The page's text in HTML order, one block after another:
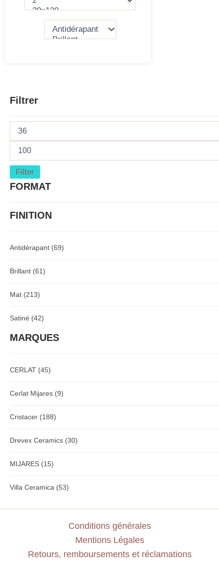
Filtrer
Filter
FORMAT
FINITION
Antidérapant (69)
Brillant (61)
Mat (213)
Satiné (42)
MARQUES
CERLAT (45)
Cerlat Mijares (9)
Cristacer (188)
Drevex Ceramics (30)
MIJARES (15)
Villa Ceramica (53)
Conditions générales
Mentions Légales
Retours, remboursements et réclamations